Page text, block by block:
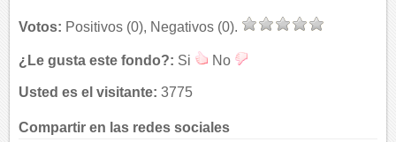
Votos: Positivos (0), Negativos (0).
¿Le gusta este fondo?: Si No
Usted es el visitante: 3775
Compartir en las redes sociales